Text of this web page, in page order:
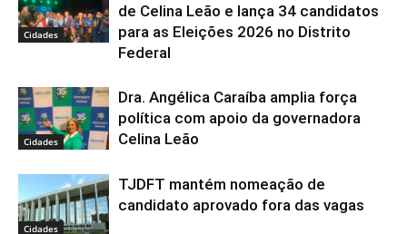
Cidades
de Celina Leão e lança 34 candidatos
para as Eleições 2026 no Distrito
Federal
Cidades
Dra. Angélica Caraíba amplia força
política com apoio da governadora
Celina Leão
Cidades
TJDFT mantém nomeação de
candidato aprovado fora das vagas